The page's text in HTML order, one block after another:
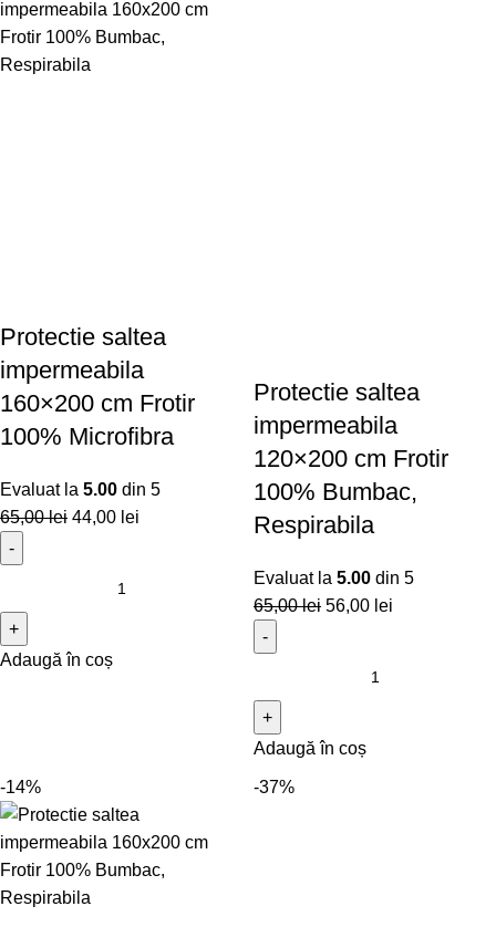
Protectie saltea
impermeabila
160×200 cm Frotir
100% Microfibra
Evaluat la 5.00 din 5
65,00lei 44,00 lei
Adaugă în coș
Protectie saltea
impermeabila
120×200 cm Frotir
100% Bumbac,
Respirabila
Evaluat la 5.00 din 5
65,00lei 56,00 lei
Adaugă în coș
-14% -37%